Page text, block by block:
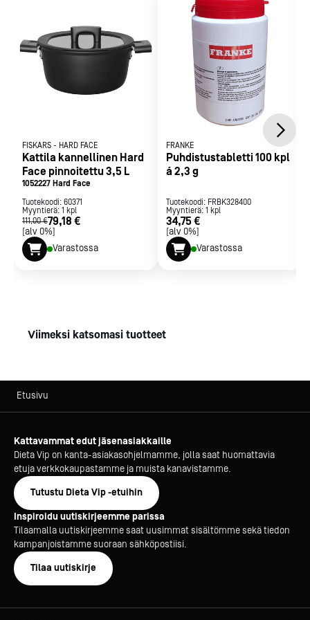
FISKARS - HARD FACE
Kattila kannellinen Hard
Face pinnoitettu 3,5 L
1052227 Hard Face
Tuotekoodi: 60371
Myyntierä: 1 kpl
111,00 €79,18 €
[alv 0%]
Varastossa
FRANKE
Puhdistustabletti 100 kpl
á 2,3 g
Tuotekoodi: FRBK328400
Myyntierä: 1 kpl
34,75 €
[alv 0%]
Varastossa
Viimeksi katsomasi tuotteet
Etusivu
Kattavammat edut jäsenasiakkaille
Dieta Vip on kanta-asiakasohjelmamme, jolla saat huomattavia
etuja verkkokaupastamme ja muista kanavistamme.
Tutustu Dieta Vip -etuihin
Inspiroidu uutiskirjeemme parissa
Tilaamalla uutiskirjeemme saat uusimmat sisältömme sekä tiedon
kampanjoistamme suoraan sähköpostiisi.
Tilaa uutiskirje